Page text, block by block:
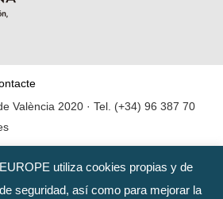
València 2020 · Tel. (+34) 96 387 70
utiliza cookies propias y de
seguridad, así como para mejorar la